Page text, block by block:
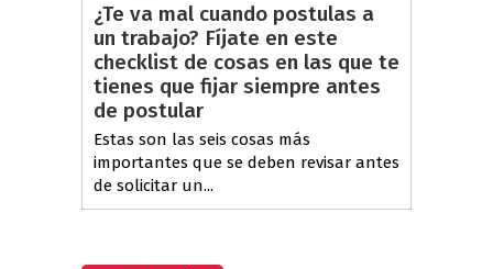
¿Te va mal cuando postulas a
un trabajo? Fíjate en este
checklist de cosas en las que te
tienes que fijar siempre antes
de postular
Estas son las seis cosas más
importantes que se deben revisar antes
de solicitar un...